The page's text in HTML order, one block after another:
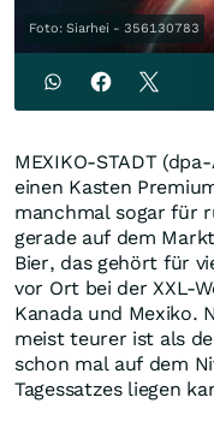
Foto: Siarhei - 356130783
MEXIKO-STADT
einen Kasten
manchmal sogar für
gerade auf dem
Bier, das gehört für
vor Ort bei der XXL-
Kanada und Mexiko.
meist teurer ist als
schon mal auf dem
Tagessatzes liegen